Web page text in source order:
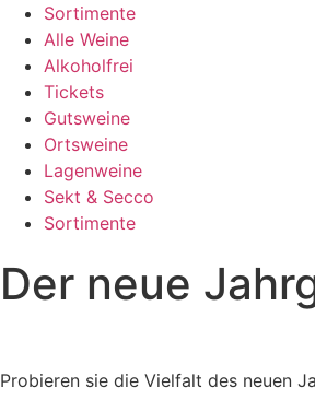
Sortimente
Alle Weine
Alkoholfrei
Tickets
Gutsweine
Ortsweine
Lagenweine
Sekt & Secco
Sortimente
Der neue
Probieren sie die Vielfalt des neuen